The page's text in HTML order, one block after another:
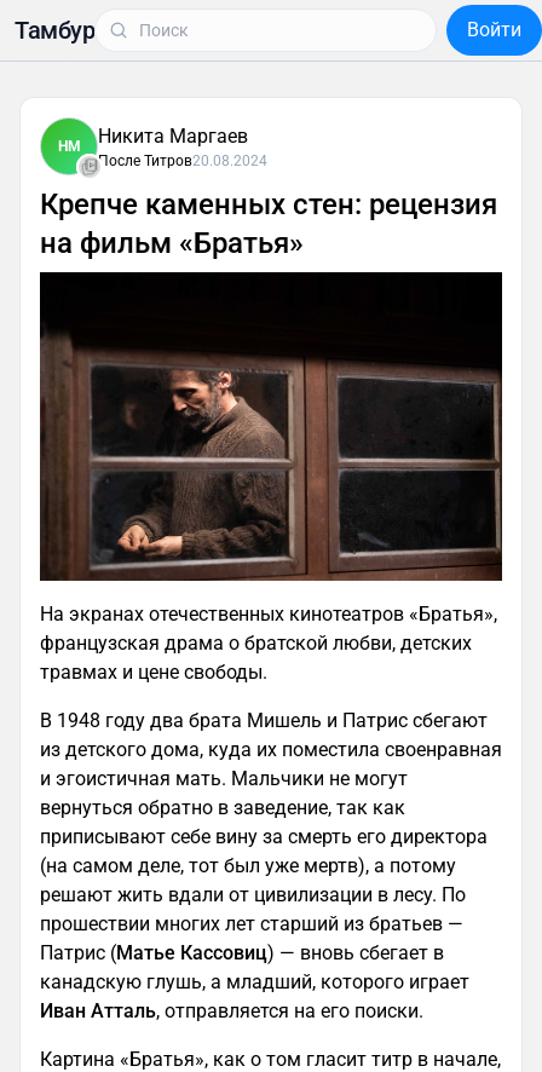
Тамбур Войти
НМ Никита Маргаев
После Титров20.08.2024
Крепче каменных стен: рецензия
на фильм «Братья»
На экранах отечественных кинотеатров «Братья»,
французская драма о братской любви, детских
травмах и цене свободы.
В 1948 году два брата Мишель и Патрис сбегают
из детского дома, куда их поместила своенравная
и эгоистичная мать. Мальчики не могут
вернуться обратно в заведение, так как
приписывают себе вину за смерть его директора
(на самом деле, тот был уже мертв), а потому
решают жить вдали от цивилизации в лесу. По
прошествии многих лет старший из братьев —
Патрис (Матье Кассовиц) — вновь сбегает в
канадскую глушь, а младший, которого играет
Иван Атталь, отправляется на его поиски.
Картина «Братья», как о том гласит титр в начале,